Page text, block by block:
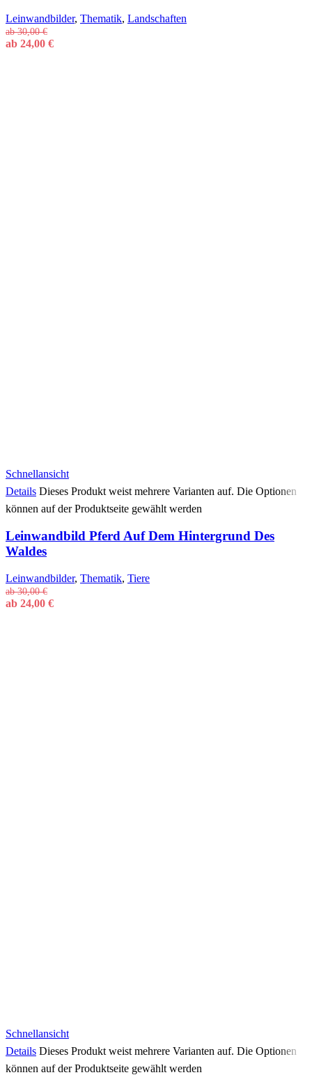
Leinwandbilder, Thematik, Landschaften
ab30,00€
ab 24,00 €
Schnellansicht
Details Dieses Produkt weist mehrere Varianten auf. Die Optionen
können auf der Produktseite gewählt werden
Leinwandbild Pferd Auf Dem Hintergrund Des
Waldes
Leinwandbilder, Thematik, Tiere
ab30,00€
ab 24,00 €
Schnellansicht
Details Dieses Produkt weist mehrere Varianten auf. Die Optionen
können auf der Produktseite gewählt werden